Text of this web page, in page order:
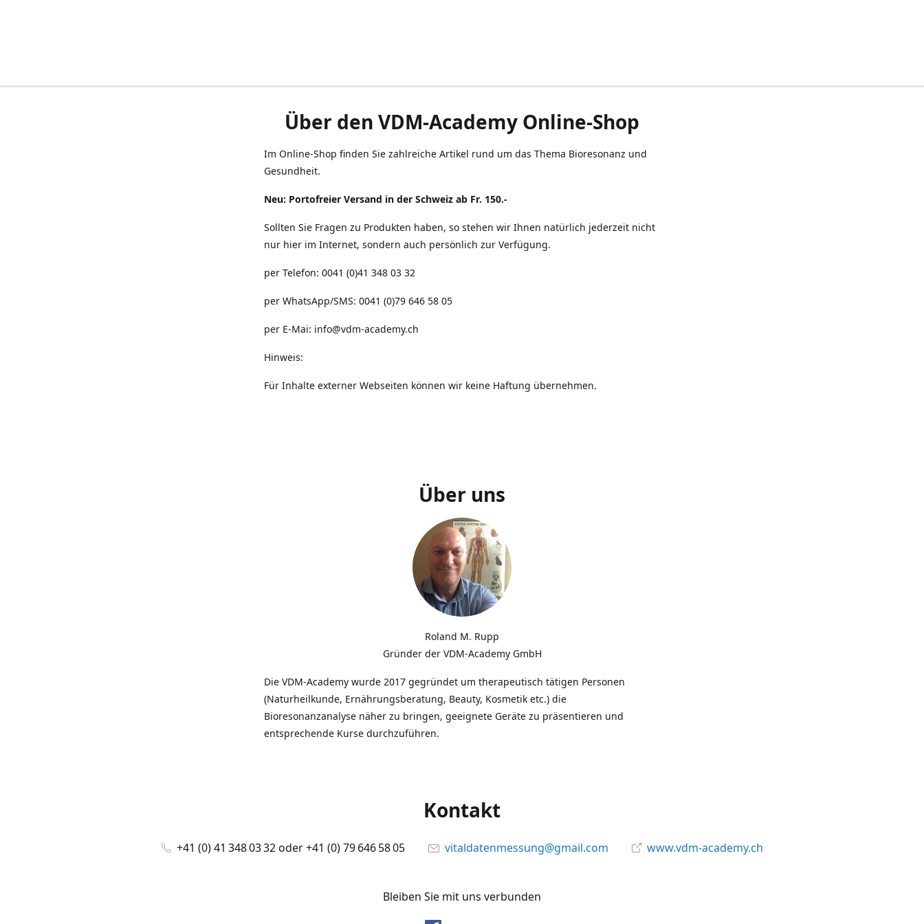
Über den VDM-Academy Online-Shop
Im Online-Shop finden Sie zahlreiche Artikel rund um das Thema Bioresonanz und
Gesundheit.
Neu: Portofreier Versand in der Schweiz ab Fr. 150.-
Sollten Sie Fragen zu Produkten haben, so stehen wir Ihnen natürlich jederzeit nicht
nur hier im Internet, sondern auch persönlich zur Verfügung.
per Telefon: 0041 (0)41 348 03 32
per WhatsApp/SMS: 0041 (0)79 646 58 05
per E-Mai: info@vdm-academy.ch
Hinweis:
Für Inhalte externer Webseiten können wir keine Haftung übernehmen.
Über uns
Roland M. Rupp
Gründer der VDM-Academy GmbH
Die VDM-Academy wurde 2017 gegründet um therapeutisch tätigen Personen
(Naturheilkunde, Ernährungsberatung, Beauty, Kosmetik etc.) die
Bioresonanzanalyse näher zu bringen, geeignete Geräte zu präsentieren und
entsprechende Kurse durchzuführen.
Kontakt
+41 (0) 41 348 03 32 oder +41 (0) 79 646 58 05 vitaldatenmessung@gmail.com www.vdm-academy.ch
Bleiben Sie mit uns verbunden